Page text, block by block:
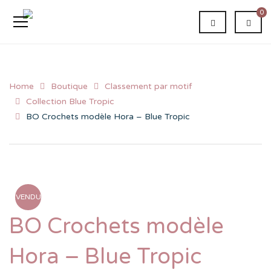
0
Home Boutique
Classement par motif
Collection Blue Tropic
BO Crochets modèle Hora – Blue Tropic
VENDU
BO Crochets modèle
Hora – Blue Tropic